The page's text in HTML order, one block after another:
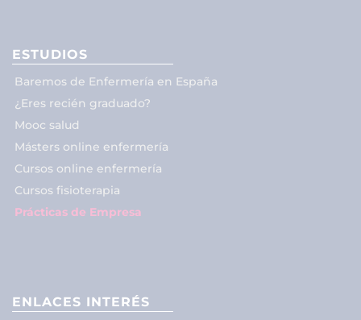
ESTUDIOS
Baremos de Enfermería en España
¿Eres recién graduado?
Mooc salud
Másters online enfermería
Cursos online enfermería
Cursos fisioterapia
Prácticas de Empresa
ENLACES INTERÉS